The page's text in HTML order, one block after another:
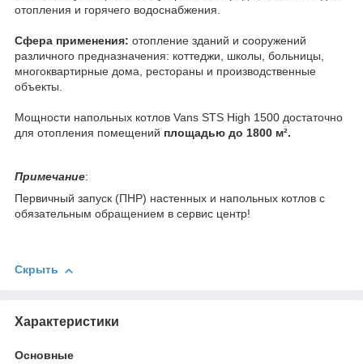
отопления и горячего водоснабжения.
Сфера применения: отопление зданий и сооружений
различного предназначения: коттеджи, школы, больницы,
многоквартирные дома, рестораны и производственные
объекты.
Мощности напольных котлов Vans STS High 1500 достаточно
для отопления помещений площадью до 1800 м².
Примечание:
Первичный запуск (ПНР) настенных и напольных котлов с
обязательным обращением в сервис центр!
Скрыть
Характеристики
Основные